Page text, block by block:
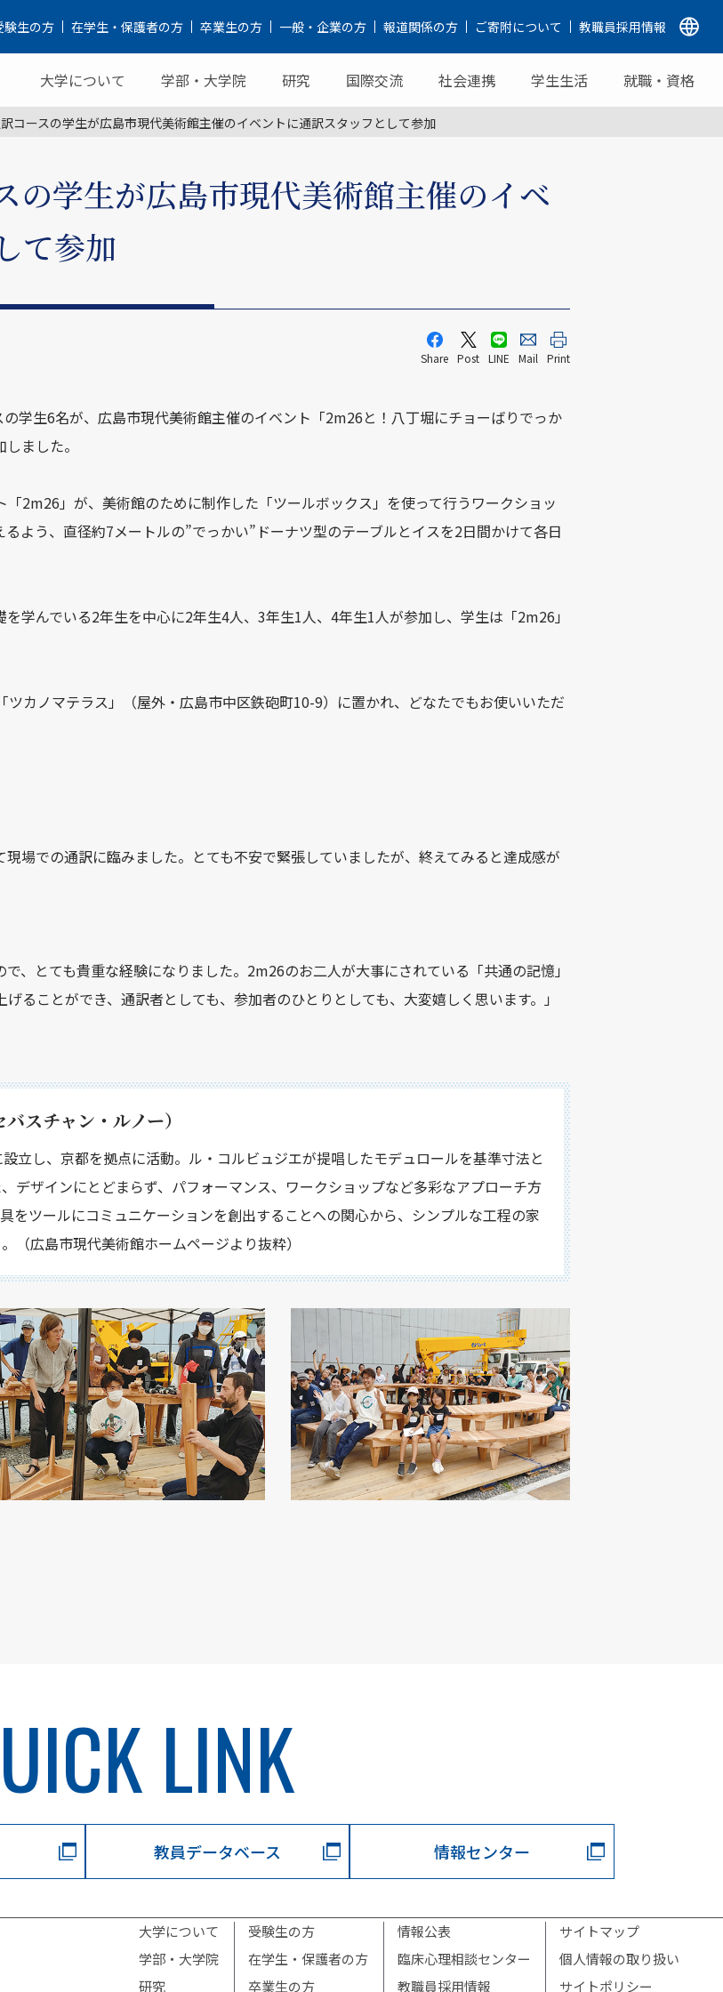
験生の方 在学生・保護者の方 卒業生の方 一般・企業の方 報道関係の方 ご寄附について 教職員採用情報
大学について 学部・大学院 研究 国際交流 社会連携 学生生活 就職・資格
コースの学生が広島市現代美術館主催のイベントに通訳スタッフとして参加
の学生が広島市現代美術館主催のイベ
て参加
Share Post LINE Mail Print
学生6名が、広島市現代美術館主催のイベント「2m26と！八丁堀にチョーばりでっか
ました。
2m26」が、美術館のために制作した「ツールボックス」を使って行うワークショッ
よう、直径約7メートルの”でっかい”ドーナツ型のテーブルとイスを2日間かけて各日
学んでいる2年生を中心に2年生4人、3年生1人、4年生1人が参加し、学生は「2m26」
カノマテラス」（屋外・広島市中区鉄砲町10-9）に置かれ、どなたでもお使いいただ
場での通訳に臨みました。とても不安で緊張していましたが、終えてみると達成感が
、とても貴重な経験になりました。2m26のお二人が大事にされている「共通の記憶」
ることができ、通訳者としても、参加者のひとりとしても、大変嬉しく思います。」
スチャン・ルノー）
立し、京都を拠点に活動。ル・コルビュジエが提唱したモデュロールを基準寸法と
デザインにとどまらず、パフォーマンス、ワークショップなど多彩なアプローチ方
をツールにコミュニケーションを創出することへの関心から、シンプルな工程の家
（広島市現代美術館ホームページより抜粋）
LINK
教員データベース 情報センター
大学について
学部・大学院
研究
受験生の方
在学生・保護者の方
卒業生の方
情報公表
臨床心理相談センター
教職員採用情報
サイトマップ
個人情報の取り扱い
サイトポリシー